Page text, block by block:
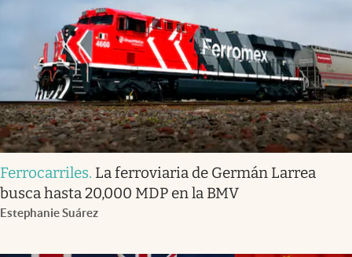
Ferrocarriles. La ferroviaria de Germán Larrea
busca hasta 20,000 MDP en la BMV
Estephanie Suárez